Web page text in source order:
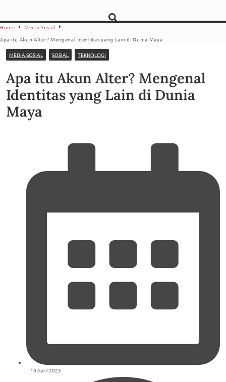
Home
Media Sosial
Apa itu Akun Alter? Mengenal Identitas yang Lain di Dunia Maya
MEDIA SOSIAL SOSIAL TEKNOLOGI
Apa itu Akun Alter? Mengenal
Identitas yang Lain di Dunia
Maya
10 April 2023